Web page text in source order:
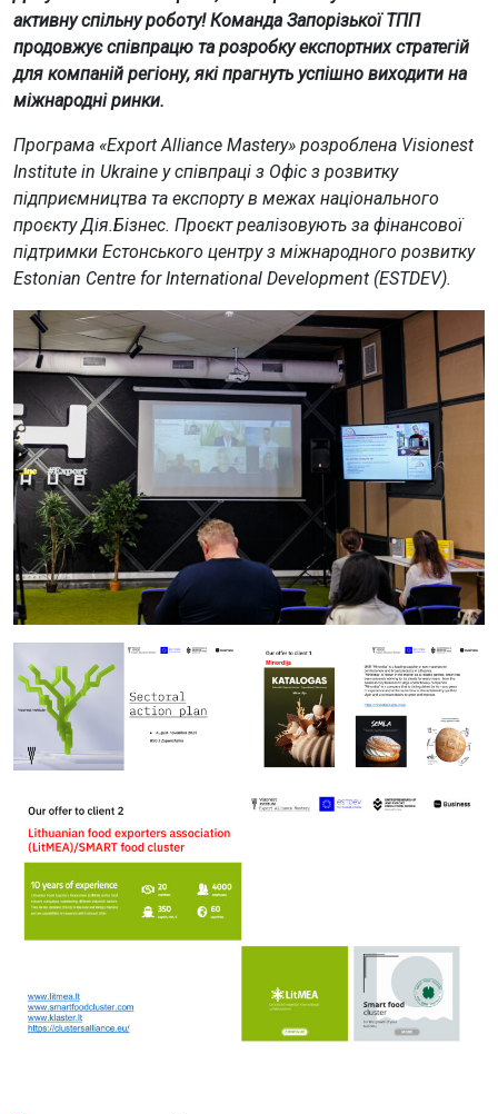
активну спільну роботу! Команда Запорізької ТПП
продовжує співпрацю та розробку експортних стратегій
для компаній регіону, які прагнуть успішно виходити на
міжнародні ринки.
Програма «Export Alliance Mastery» розроблена Visionest
Institute in Ukraine у співпраці з Офіс з розвитку
підприємництва та експорту в межах національного
проєкту Дія.Бізнес. Проєкт реалізовують за фінансової
підтримки Естонського центру з міжнародного розвитку
Estonian Centre for International Development (ESTDEV).